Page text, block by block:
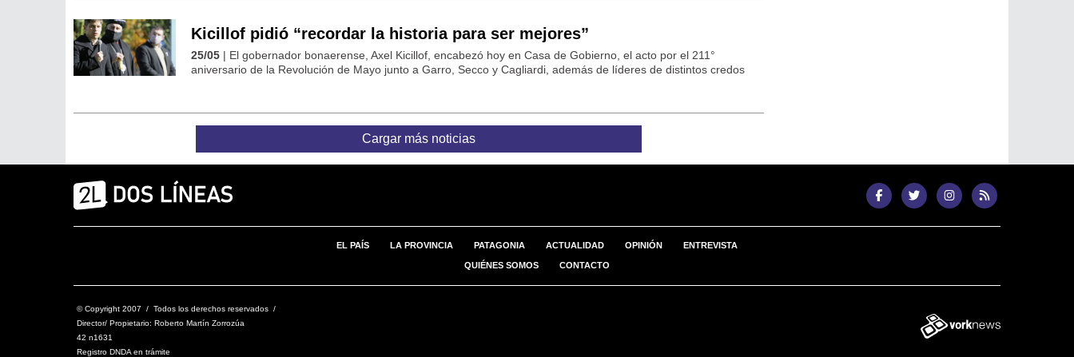
Kicillof pidió “recordar la historia para ser mejores”
25/05 | El gobernador bonaerense, Axel Kicillof, encabezó hoy en Casa de Gobierno, el acto por el 211°
aniversario de la Revolución de Mayo junto a Garro, Secco y Cagliardi, además de líderes de distintos credos
Cargar más noticias
EL PAÍS LA PROVINCIA PATAGONIA ACTUALIDAD OPINIÓN ENTREVISTA
QUIÉNES SOMOS CONTACTO
© Copyright 2007 / Todos los derechos reservados /
Director/ Propietario: Roberto Martín Zorrozúa
42 n1631
Registro DNDA en trámite